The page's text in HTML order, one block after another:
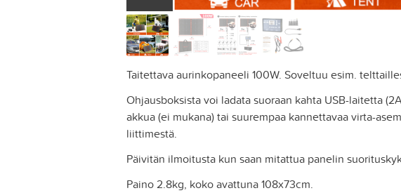
Taitettava aurinkopaneeli 100W. Soveltuu esim.
Ohjausboksista voi ladata suoraan kahta USB-laitetta
akkua (ei mukana) tai suurempaa kannettavaa virta-
liittimestä.
Päivitän ilmoitusta kun saan mitattua panelin
Paino 2.8kg, koko avattuna 108x73cm.